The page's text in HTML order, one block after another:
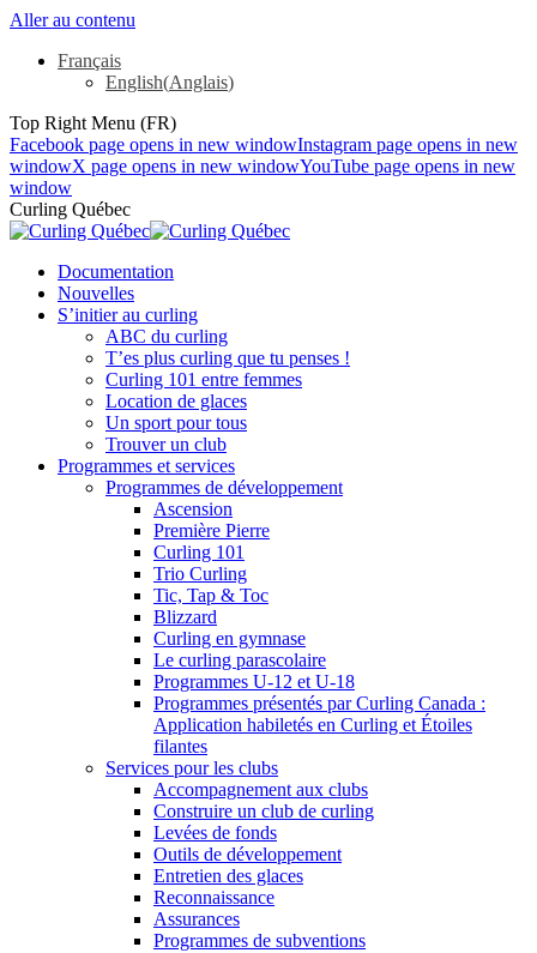
Aller au contenu
Français
English(Anglais)
Top Right Menu (FR)
Facebook page opens in new windowInstagram page opens in new
windowX page opens in new windowYouTube page opens in new
window
Curling Québec
Documentation
Nouvelles
S’initier au curling
ABC du curling
T’es plus curling que tu penses !
Curling 101 entre femmes
Location de glaces
Un sport pour tous
Trouver un club
Programmes et services
Programmes de développement
Ascension
Première Pierre
Curling 101
Trio Curling
Tic, Tap & Toc
Blizzard
Curling en gymnase
Le curling parascolaire
Programmes U-12 et U-18
Programmes présentés par Curling Canada :
Application habiletés en Curling et Étoiles
filantes
Services pour les clubs
Accompagnement aux clubs
Construire un club de curling
Levées de fonds
Outils de développement
Entretien des glaces
Reconnaissance
Assurances
Programmes de subventions